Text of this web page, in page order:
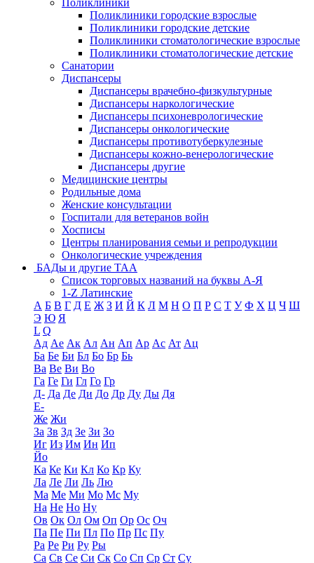
Поликлиники
Поликлиники городские взрослые
Поликлиники городские детские
Поликлиники стоматологические взрослые
Поликлиники стоматологические детские
Санатории
Диспансеры
Диспансеры врачебно-физкультурные
Диспансеры наркологические
Диспансеры психоневрологические
Диспансеры онкологические
Диспансеры противотуберкулезные
Диспансеры кожно-венерологические
Диспансеры другие
Медицинские центры
Родильные дома
Женские консультации
Госпитали для ветеранов войн
Хосписы
Центры планирования семьи и репродукции
Онкологические учреждения
БАДы и другие ТАА
Список торговых названий на буквы А-Я
1-Z Латинские
А Б В Г Д Е Ж З И Й К Л М Н О П Р С Т У Ф Х Ц Ч Ш
Э Ю Я
L Q
Ад Ае Ак Ал Ан Ап Ар Ас Ат Ац
Ба Бе Би Бл Бо Бр Бь
Ва Ве Ви Во
Га Ге Ги Гл Го Гр
Д- Да Де Ди До Др Ду Ды Дя
Е-
Же Жи
За Зв Зд Зе Зи Зо
Иг Из Им Ин Ип
Йо
Ка Ке Ки Кл Ко Кр Ку
Ла Ле Ли Ль Лю
Ма Ме Ми Мо Мс Му
На Не Но Ну
Ов Ок Ол Ом Оп Ор Ос Оч
Па Пе Пи Пл По Пр Пс Пу
Ра Ре Ри Ру Ры
Са Св Се Си Ск Со Сп Ср Ст Су